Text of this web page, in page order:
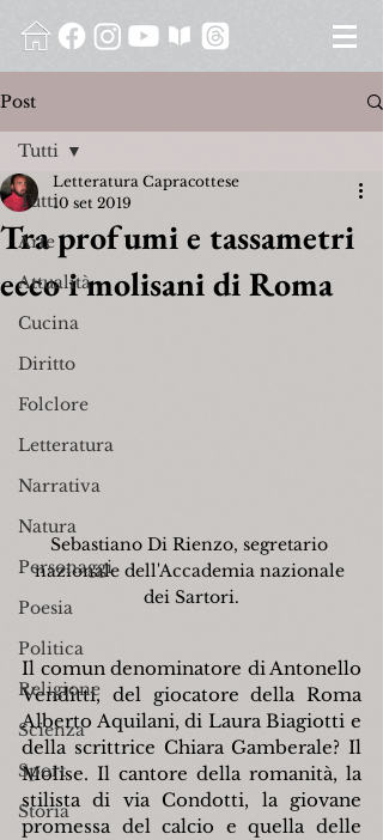
Post
Tutti
Arte
Attualità
Cucina
Diritto
Folclore
Letteratura
Narrativa
Natura
Personaggi
Poesia
Politica
Religione
Scienza
Sport
Storia
Tutti
Tra profumi e tassametri
ecco i molisani di Roma
Letteratura Capracottese
10 set 2019
Sebastiano Di Rienzo, segretario
nazionale dell'Accademia nazionale
dei Sartori.
Il comun denominatore di Antonello
Venditti, del giocatore della Roma
Alberto Aquilani, di Laura Biagiotti e
della scrittrice Chiara Gamberale? Il
Molise. Il cantore della romanità, la
stilista di via Condotti, la giovane
promessa del calcio e quella delle